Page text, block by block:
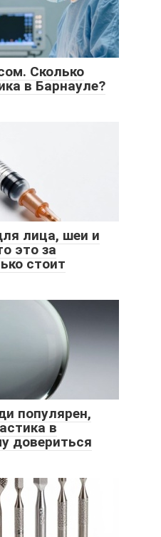
Сколько
в Барнауле?
лица, шеи и
это за
стоит
популярен,
в
довериться